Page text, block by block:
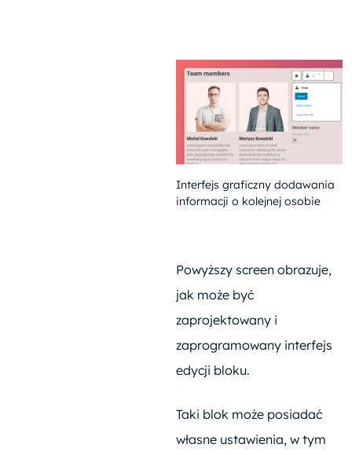
Interfejs graficzny dodawania
informacji o kolejnej osobie
Powyższy screen obrazuje,
jak może być
zaprojektowany i
zaprogramowany interfejs
edycji bloku.
Taki blok może posiadać
własne ustawienia, w tym